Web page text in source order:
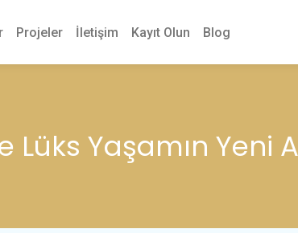
Projeler İletişim Kayıt Olun Blog
Yaşamın Yeni